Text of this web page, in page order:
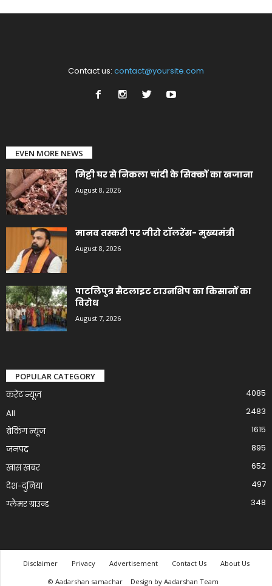
Contact us: contact@yoursite.com
EVEN MORE NEWS
मिट्टी घर से निकला चांदी के सिक्कों का खजाना
August 8, 2026
मानव तस्करी पर जीरो टॉलरेंस- मुख्यमंत्री
August 8, 2026
पाटलिपुत्र सैटलाइट टाउनशिप का किसानों का
विरोध
August 7, 2026
POPULAR CATEGORY
करेंट न्यूज़
4085
All
2483
ब्रेकिंग न्यूज
1615
जनपद
895
खास खबर
652
देश-दुनिया
497
ग्लैमर ग्राउन्ड
348
Disclaimer Privacy Advertisement Contact Us
About Us
© Aadarshan samachar
Design by Aadarshan Team